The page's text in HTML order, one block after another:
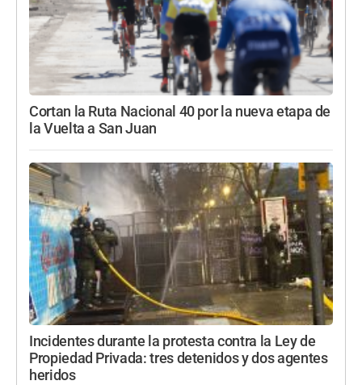
Cortan la Ruta Nacional 40 por la nueva etapa de
la Vuelta a San Juan
Incidentes durante la protesta contra la Ley de
Propiedad Privada: tres detenidos y dos agentes
heridos